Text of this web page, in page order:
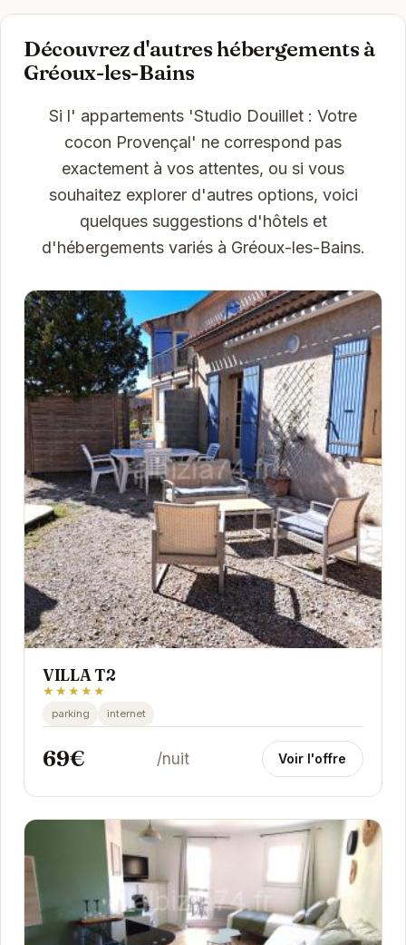
Découvrez d'autres hébergements à
Gréoux-les-Bains
Si l' appartements 'Studio Douillet : Votre
cocon Provençal' ne correspond pas
exactement à vos attentes, ou si vous
souhaitez explorer d'autres options, voici
quelques suggestions d'hôtels et
d'hébergements variés à Gréoux-les-Bains.
VILLA T2
★★★★★
parking internet
69€ /nuit Voir l'offre